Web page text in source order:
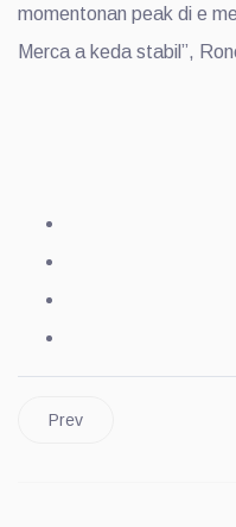
momentonan peak di e
Merca a keda stabil”,
Prev